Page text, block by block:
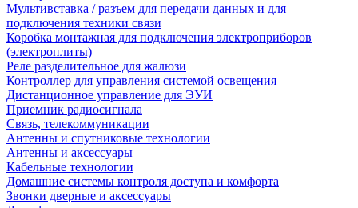
Мультивставка / разъем для передачи данных и для
подключения техники связи
Коробка монтажная для подключения электроприборов
(электроплиты)
Реле разделительное для жалюзи
Контроллер для управления системой освещения
Дистанционное управление для ЭУИ
Приемник радиосигнала
Связь, телекоммуникации
Антенны и спутниковые технологии
Антенны и аксессуары
Кабельные технологии
Домашние системы контроля доступа и комфорта
Звонки дверные и аксессуары